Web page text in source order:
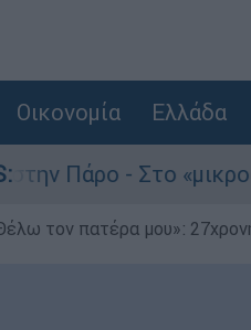
Οικονομία Ελλάδα
ο
τον πατέρα μου»: